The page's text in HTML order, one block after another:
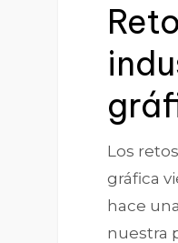
Los
gráfica
hace
nuestra